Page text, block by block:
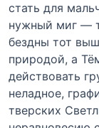
стать для
нужный миг —
бездны тот
природой, а
действовать
неладное,
тверских